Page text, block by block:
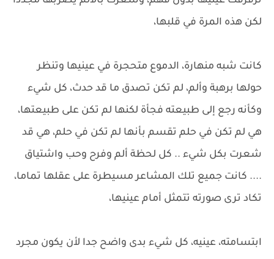
لكن هذه المرة في قلبها،
كانت شبه منهارة، الدموع متحجرة في عينيها وتنظر
حولها برهبة وألم، لم تكن تصدق ما قد حدث، كل شيء
وكأنه رجع إلى طبيعته فجأة لكنها لم تكن على طبيعتها،
هي لم تكن في حلم تقسم بأنها لم تكن في حلم، هي قد
شعرت بكل شيء .. كل لحظة ألم وفرح وحب واشتياق
.... كانت جميع تلك المشاعر مسيطرة على عقلها تماما،
تكاد ترى صورته تتمثل أمام عينيها،
ابتسامته، عينيه، كل شيء بدى واضح جدا لأن يكون مجرد